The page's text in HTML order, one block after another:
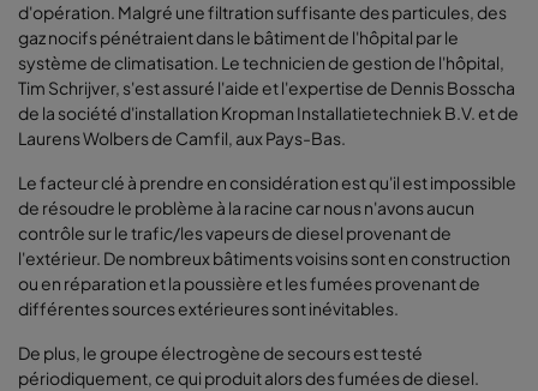
d'opération. Malgré une filtration suffisante des particules, des
gaz nocifs pénétraient dans le bâtiment de l'hôpital par le
système de climatisation. Le technicien de gestion de l'hôpital,
Tim Schrijver, s'est assuré l'aide et l'expertise de Dennis Bosscha
de la société d'installation Kropman Installatietechniek B.V. et de
Laurens Wolbers de Camfil, aux Pays-Bas.
Le facteur clé à prendre en considération est qu'il est impossible
de résoudre le problème à la racine car nous n'avons aucun
contrôle sur le trafic/les vapeurs de diesel provenant de
l'extérieur. De nombreux bâtiments voisins sont en construction
ou en réparation et la poussière et les fumées provenant de
différentes sources extérieures sont inévitables.
De plus, le groupe électrogène de secours est testé
périodiquement, ce qui produit alors des fumées de diesel.